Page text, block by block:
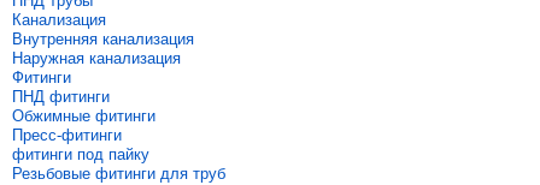
Канализация
Внутренняя канализация
Наружная канализация
Фитинги
ПНД фитинги
Обжимные фитинги
Пресс-фитинги
фитинги под пайку
Резьбовые фитинги для труб